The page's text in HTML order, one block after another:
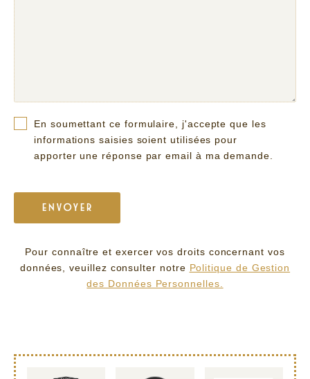
En soumettant ce formulaire, j'accepte que les
informations saisies soient utilisées pour
apporter une réponse par email à ma demande.
Pour connaître et exercer vos droits concernant vos
données, veuillez consulter notre Politique de Gestion
des Données Personnelles.